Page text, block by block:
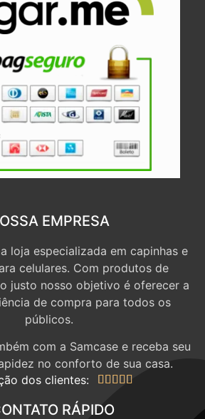
EMPRESA
loja especializada em capinhas e
celulares. Com produtos de
justo nosso objetivo é oferecer a
de compra para todos os
públicos.
com a Samcase e receba seu
no conforto de sua casa.
dos clientes:
    
RÁPIDO